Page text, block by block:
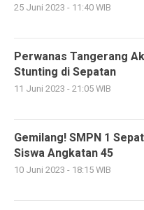
25 Juni 2023 - 11:40 WIB
Perwanas Tangerang
Stunting di Sepatan
11 Juni 2023 - 21:05 WIB
Gemilang! SMPN 1
Siswa Angkatan 45
10 Juni 2023 - 18:15 WIB